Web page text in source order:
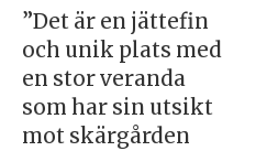
”Det är en jättefin
och unik plats med
en stor veranda
som har sin utsikt
mot skärgården